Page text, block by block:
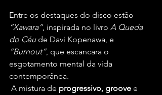
Entre os destaques do disco estão
“Xawara”, inspirada no livro A Queda
do Céu de Davi Kopenawa, e
“Burnout”, que escancara o
esgotamento mental da vida
contemporânea.
A mistura de progressivo, groove e